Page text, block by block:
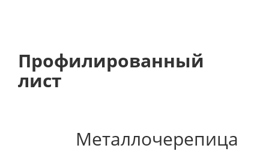
Профилированный
лист
Металлочерепица